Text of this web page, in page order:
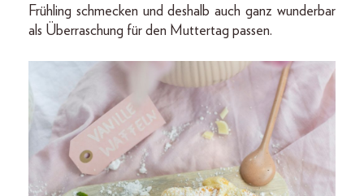
Frühling schmecken und deshalb auch ganz wunderbar
als Überraschung für den Muttertag passen.